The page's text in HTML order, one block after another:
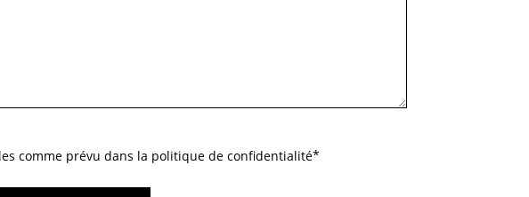
comme prévu dans la politique de confidentialité